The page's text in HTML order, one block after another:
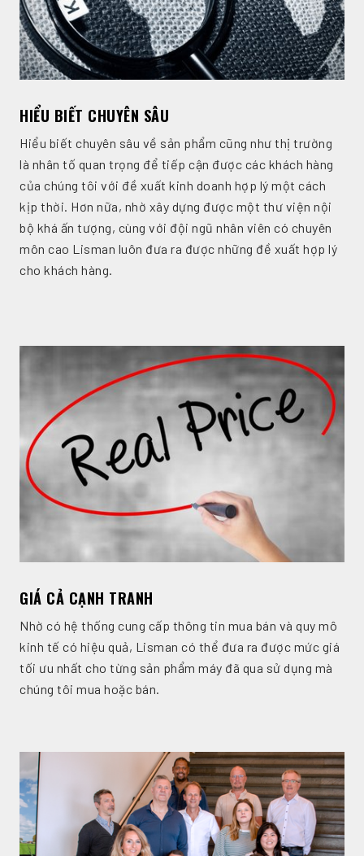
HIỂU BIẾT CHUYÊN SÂU
Hiểu biết chuyên sâu về sản phẩm cũng như thị trường
là nhân tố quan trọng để tiếp cận được các khách hàng
của chúng tôi với đề xuất kinh doanh hợp lý một cách
kịp thời. Hơn nữa, nhờ xây dựng được một thư viện nội
bộ khá ấn tượng, cùng với đội ngũ nhân viên có chuyên
môn cao Lisman luôn đưa ra được những đề xuất hợp lý
cho khách hàng.
GIÁ CẢ CẠNH TRANH
Nhờ có hệ thống cung cấp thông tin mua bán và quy mô
kinh tế có hiệu quả, Lisman có thể đưa ra được mức giá
tối ưu nhất cho từng sản phẩm máy đã qua sử dụng mà
chúng tôi mua hoặc bán.